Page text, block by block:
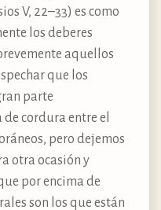
V, 22–33) es como
los deberes
aquellos
que los
parte
cordura entre el
pero dejemos
otra ocasión y
por encima de
son los que están